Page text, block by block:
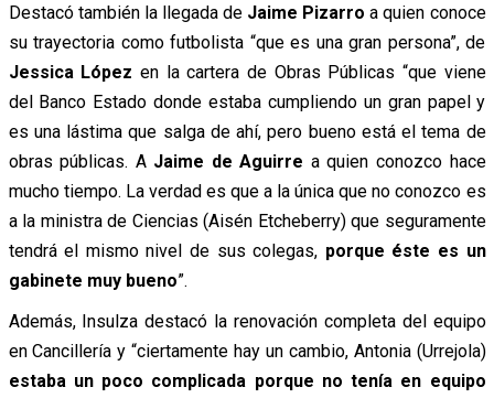
Destacó también la llegada deJaime Pizarro a quien conoce
su trayectoria como futbolista “que es una gran persona”, de
Jessica López en la cartera de Obras Públicas “que viene
del Banco Estado donde estaba cumpliendo un gran papel y
es una lástima que salga de ahí, pero bueno está el tema de
obras públicas. A Jaime de Aguirre a quien conozco hace
mucho tiempo. La verdad es que a la única que no conozco es
a la ministra de Ciencias (Aisén Etcheberry) que seguramente
tendrá el mismo nivel de sus colegas, porque éste es un
gabinete muy bueno”.
Además, Insulza destacó la renovación completa del equipo
en Cancillería y “ciertamente hay un cambio, Antonia (Urrejola)
estaba un poco complicada porque no tenía en equipo